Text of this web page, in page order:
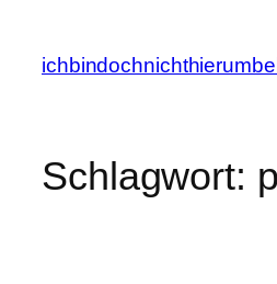
springen
Schlagwort: